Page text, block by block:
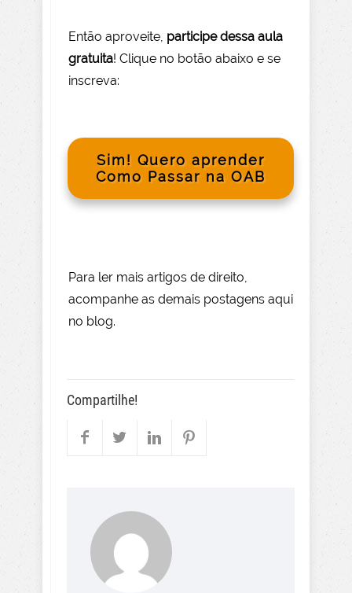
Então aproveite, participe dessa aula
gratuita! Clique no botão abaixo e se
inscreva:
Sim! Quero aprender
Como Passar na OAB
Para ler mais artigos de direito,
acompanhe as demais postagens aqui
no blog.
Compartilhe!